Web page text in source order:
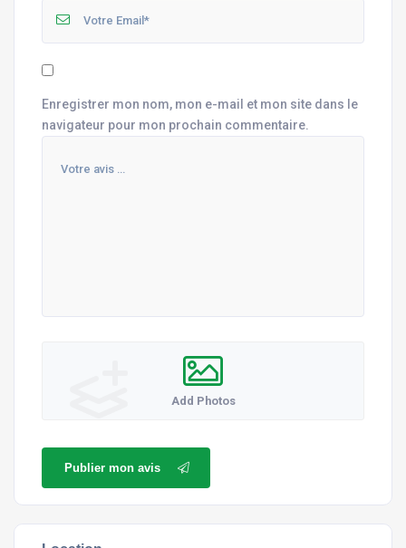
Enregistrer mon nom, mon e-mail et mon site dans le
navigateur pour mon prochain commentaire.
Add Photos
Publier mon avis